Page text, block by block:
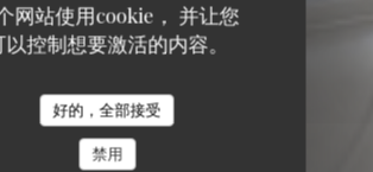
网站使用cookie， 并让您
以控制想要激活的内容。
好的，全部接受
禁用